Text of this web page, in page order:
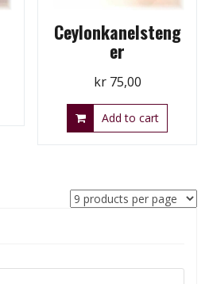
Ceylonkanelsteng
er
kr75,00
Add to cart